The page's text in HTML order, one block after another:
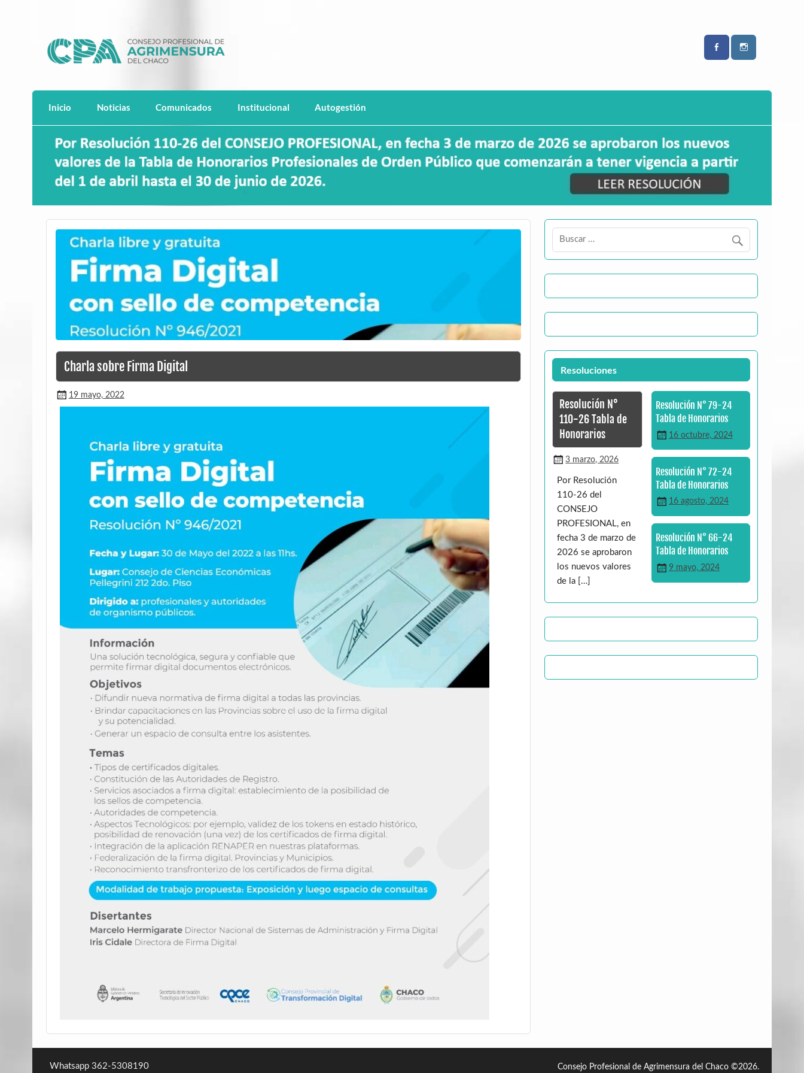
CPACH
Consejo Profesional de Agrimensura del Chaco
Inicio Noticias Comunicados Institucional Autogestión
Charla sobre Firma Digital
19 mayo, 2022
Resoluciones
Resolución N°
110-26 Tabla de
Honorarios
3 marzo, 2026
Por Resolución
110-26 del
CONSEJO
PROFESIONAL, en
fecha 3 de marzo de
2026 se aprobaron
los nuevos valores
de la […]
Resolución N° 79-24
Tabla de Honorarios
16 octubre, 2024
Resolución N° 72-24
Tabla de Honorarios
16 agosto, 2024
Resolución N° 66-24
Tabla de Honorarios
9 mayo, 2024
Whatsapp 362-5308190 Consejo Profesional de Agrimensura del Chaco©2026.